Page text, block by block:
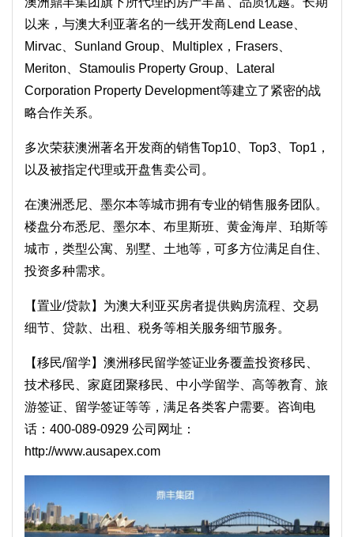
以来，与澳大利亚著名的一线开发商Lend Lease、
Mirvac、Sunland Group、Multiplex，Frasers、
Meriton、Stamoulis Property Group、Lateral
Corporation Property Development等建立了紧密的战
略合作关系。
多次荣获澳洲著名开发商的销售Top10、Top3、Top1，
以及被指定代理或开盘售卖公司。
在澳洲悉尼、墨尔本等城市拥有专业的销售服务团队。
楼盘分布悉尼、墨尔本、布里斯班、黄金海岸、珀斯等
城市，类型公寓、别墅、土地等，可多方位满足自住、
投资多种需求。
【置业/贷款】为澳大利亚买房者提供购房流程、交易
细节、贷款、出租、税务等相关服务细节服务。
【移民/留学】澳洲移民留学签证业务覆盖投资移民、
技术移民、家庭团聚移民、中小学留学、高等教育、旅
游签证、留学签证等等，满足各类客户需要。咨询电
话：400-089-0929 公司网址：
http://www.ausapex.com